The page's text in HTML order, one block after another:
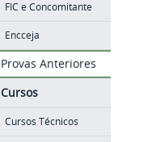
FIC e Concomitante
Encceja
Provas Anteriores
Cursos
Cursos Técnicos